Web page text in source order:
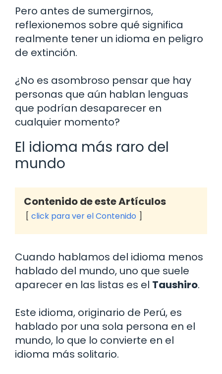
Pero antes de sumergirnos,
reflexionemos sobre qué significa
realmente tener un idioma en peligro
de extinción.
¿No es asombroso pensar que hay
personas que aún hablan lenguas
que podrían desaparecer en
cualquier momento?
El idioma más raro del
mundo
Contenido de este Artículos
click para ver el Contenido
Cuando hablamos del idioma menos
hablado del mundo, uno que suele
aparecer en las listas es el Taushiro.
Este idioma, originario de Perú, es
hablado por una sola persona en el
mundo, lo que lo convierte en el
idioma más solitario.